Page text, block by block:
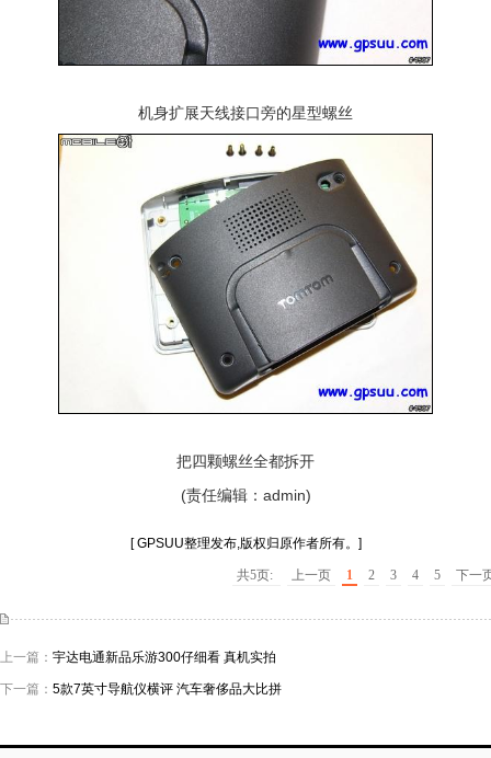
机身扩展天线接口旁的星型螺丝
把四颗螺丝全都拆开
(责任编辑：admin)
[ GPSUU整理发布,版权归原作者所有。]
共5页: 上一页 1 2 3 4 5 下一
上一篇： 宇达电通新品乐游300仔细看 真机实拍
下一篇： 5款7英寸导航仪横评 汽车奢侈品大比拼